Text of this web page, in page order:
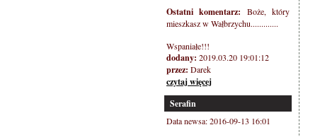
Ostatni komentarz: Boże, który
mieszkasz w Wałbrzychu.............
Wspaniałe!!!
dodany: 2019.03.20 19:01:12
przez: Darek
czytaj więcej
Serafin
Data newsa: 2016-09-13 16:01